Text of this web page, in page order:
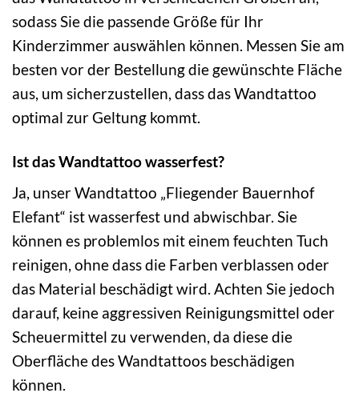
sodass Sie die passende Größe für Ihr
Kinderzimmer auswählen können. Messen Sie am
besten vor der Bestellung die gewünschte Fläche
aus, um sicherzustellen, dass das Wandtattoo
optimal zur Geltung kommt.
Ist das Wandtattoo wasserfest?
Ja, unser Wandtattoo „Fliegender Bauernhof
Elefant“ ist wasserfest und abwischbar. Sie
können es problemlos mit einem feuchten Tuch
reinigen, ohne dass die Farben verblassen oder
das Material beschädigt wird. Achten Sie jedoch
darauf, keine aggressiven Reinigungsmittel oder
Scheuermittel zu verwenden, da diese die
Oberfläche des Wandtattoos beschädigen
können.